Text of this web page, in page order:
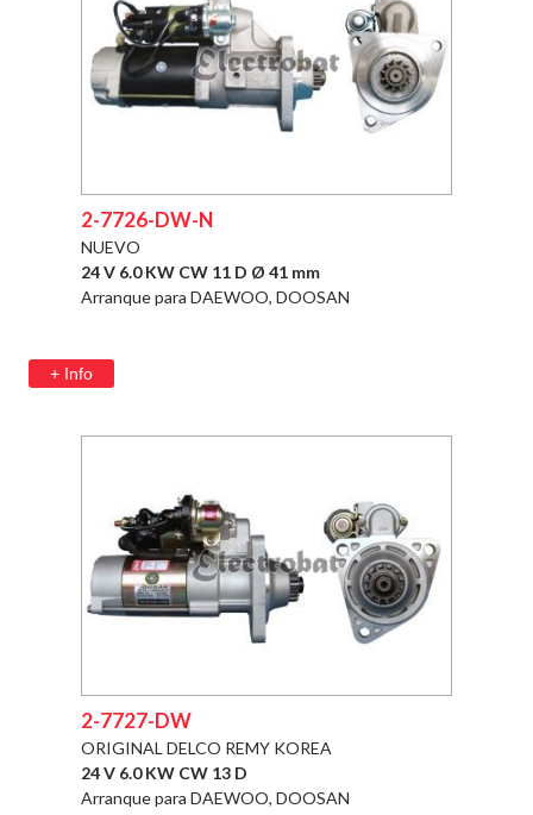
2-7726-DW-N
NUEVO
24 V 6.0 KW CW 11 D Ø 41 mm
Arranque para DAEWOO, DOOSAN
+ Info
2-7727-DW
ORIGINAL DELCO REMY KOREA
24 V 6.0 KW CW 13 D
Arranque para DAEWOO, DOOSAN